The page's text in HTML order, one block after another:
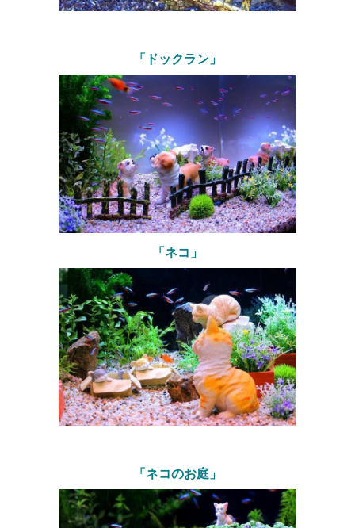
「ドックラン」
「ネコ」
「ネコのお庭」